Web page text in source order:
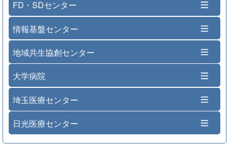
FD・SDセンター
情報基盤センター
地域共生協創センター
大学病院
埼玉医療センター
日光医療センター